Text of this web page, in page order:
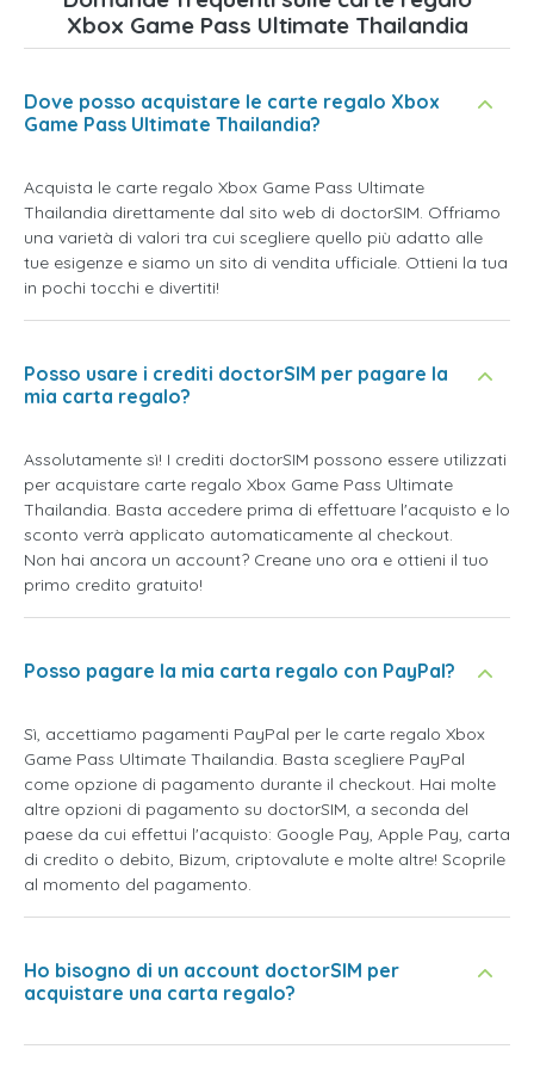
Xbox Game Pass Ultimate Thailandia
Dove posso acquistare le carte regalo Xbox
Game Pass Ultimate Thailandia?
Acquista le carte regalo Xbox Game Pass Ultimate
Thailandia direttamente dal sito web di doctorSIM. Offriamo
una varietà di valori tra cui scegliere quello più adatto alle
tue esigenze e siamo un sito di vendita ufficiale. Ottieni la tua
in pochi tocchi e divertiti!
Posso usare i crediti doctorSIM per pagare la
mia carta regalo?
Assolutamente sì! I crediti doctorSIM possono essere utilizzati
per acquistare carte regalo Xbox Game Pass Ultimate
Thailandia. Basta accedere prima di effettuare l'acquisto e lo
sconto verrà applicato automaticamente al checkout.
Non hai ancora un account? Creane uno ora e ottieni il tuo
primo credito gratuito!
Posso pagare la mia carta regalo con PayPal?
Sì, accettiamo pagamenti PayPal per le carte regalo Xbox
Game Pass Ultimate Thailandia. Basta scegliere PayPal
come opzione di pagamento durante il checkout. Hai molte
altre opzioni di pagamento su doctorSIM, a seconda del
paese da cui effettui l'acquisto: Google Pay, Apple Pay, carta
di credito o debito, Bizum, criptovalute e molte altre! Scoprile
al momento del pagamento.
Ho bisogno di un account doctorSIM per
acquistare una carta regalo?